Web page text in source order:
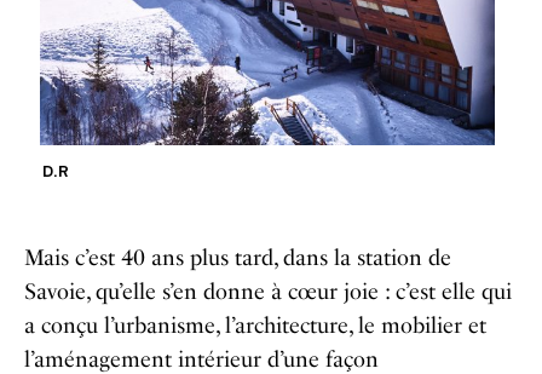
D.R
Mais c’est 40 ans plus tard, dans la station de
Savoie, qu’elle s’en donne à cœur joie : c’est elle qui
a conçu l’urbanisme, l’architecture, le mobilier et
l’aménagement intérieur d’une façon